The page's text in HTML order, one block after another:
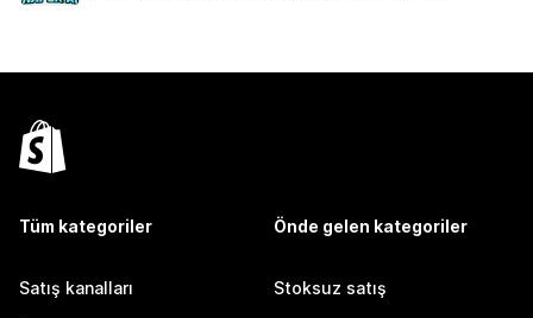
Tüm kategoriler
Satış kanalları
Önde gelen kategoriler
Stoksuz satış